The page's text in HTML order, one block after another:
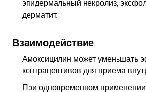
эпидермальный некролиз,
дерматит.
Взаимодействие
Амоксицилин может уменьшать
контрацептивов для приема
При одновременном